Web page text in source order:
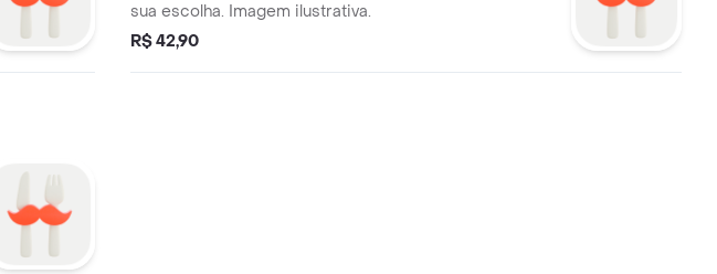
sua escolha. Imagem ilustrativa.
R$ 42,90